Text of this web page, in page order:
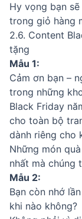
Hy vọng bạn
trong giỏ hàng
2.6. Content
tặng
Mẫu 1:
Cảm ơn bạn –
trong những
Black Friday
cho toàn bộ
dành riêng cho
Những món
nhất mà chúng
Mẫu 2:
Bạn còn nhớ
khi nào không?